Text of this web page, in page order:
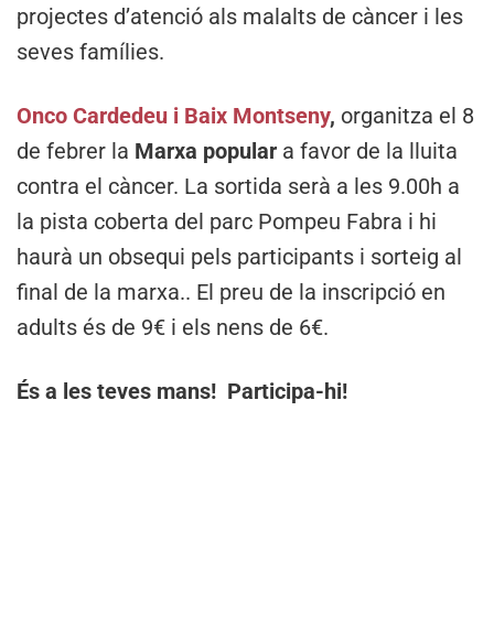
projectes d’atenció als malalts de càncer i les
seves famílies.
Onco Cardedeu i Baix Montseny, organitza el 8
de febrer la Marxa popular a favor de la lluita
contra el càncer. La sortida serà a les 9.00h a
la pista coberta del parc Pompeu Fabra i hi
haurà un obsequi pels participants i sorteig al
final de la marxa.. El preu de la inscripció en
adults és de 9€ i els nens de 6€.
És a les teves mans! Participa-hi!